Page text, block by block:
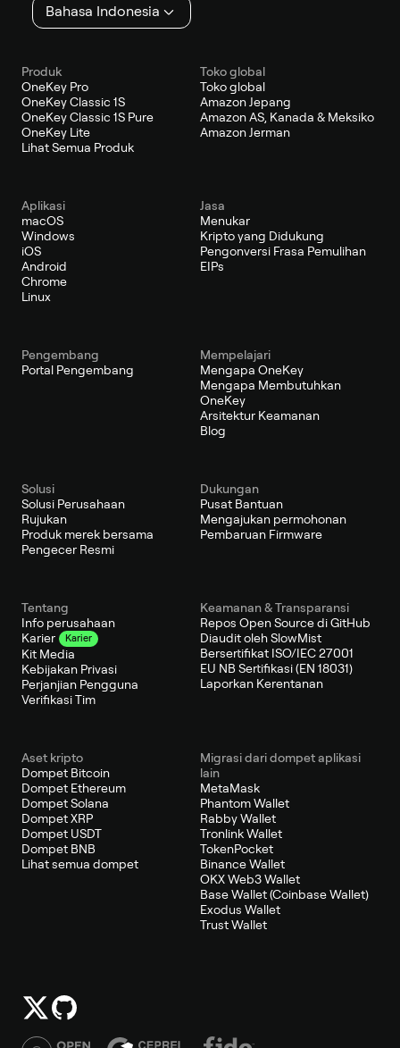
Bahasa Indonesia
Produk
OneKey Pro
OneKey Classic 1S
OneKey Classic 1S Pure
OneKey Lite
Lihat Semua Produk
Toko global
Toko global
Amazon Jepang
Amazon AS, Kanada & Meksiko
Amazon Jerman
Aplikasi
macOS
Windows
iOS
Android
Chrome
Linux
Jasa
Menukar
Kripto yang Didukung
Pengonversi Frasa Pemulihan
EIPs
Pengembang
Portal Pengembang
Mempelajari
Mengapa OneKey
Mengapa Membutuhkan
OneKey
Arsitektur Keamanan
Blog
Solusi
Solusi Perusahaan
Rujukan
Produk merek bersama
Pengecer Resmi
Dukungan
Pusat Bantuan
Mengajukan permohonan
Pembaruan Firmware
Tentang
Info perusahaan
Karier
Karier
Kit Media
Kebijakan Privasi
Perjanjian Pengguna
Verifikasi Tim
Keamanan & Transparansi
Repos Open Source di GitHub
Diaudit oleh SlowMist
Bersertifikat ISO/IEC 27001
EU NB Sertifikasi (EN 18031)
Laporkan Kerentanan
Aset kripto
Dompet Bitcoin
Dompet Ethereum
Dompet Solana
Dompet XRP
Dompet USDT
Dompet BNB
Lihat semua dompet
Migrasi dari dompet aplikasi
lain
MetaMask
Phantom Wallet
Rabby Wallet
Tronlink Wallet
TokenPocket
Binance Wallet
OKX Web3 Wallet
Base Wallet (Coinbase Wallet)
Exodus Wallet
Trust Wallet